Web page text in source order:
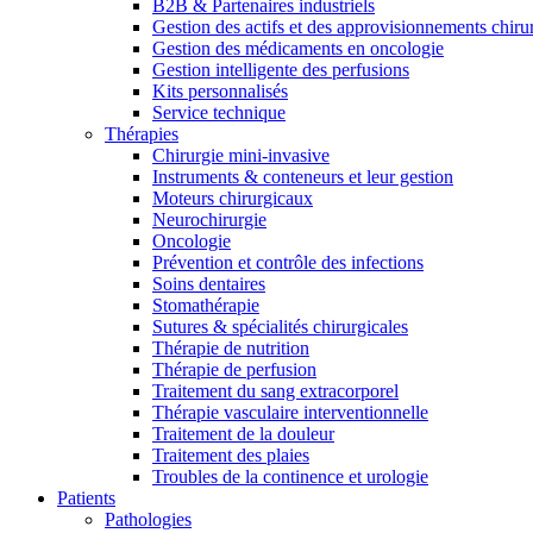
Trouvez votre emploi
Découvrez vos opportunités de carrière chez B. Braun.
B2B & Partenaires industriels
Gestion des actifs et des approvisionnements
Gestion des médicaments en oncologie
Gestion intelligente des perfusions
Kits personnalisés
Service technique
Thérapies
Chirurgie mini-invasive
Instruments & conteneurs et leur gestion
Moteurs chirurgicaux
Neurochirurgie
Oncologie
Prévention et contrôle des infections
Soins dentaires
Stomathérapie
Sutures & spécialités chirurgicales
Thérapie de nutrition
Thérapie de perfusion
Traitement du sang extracorporel
Thérapie vasculaire interventionnelle
Traitement de la douleur
Traitement des plaies
Troubles de la continence et urologie
Patients
Pathologies